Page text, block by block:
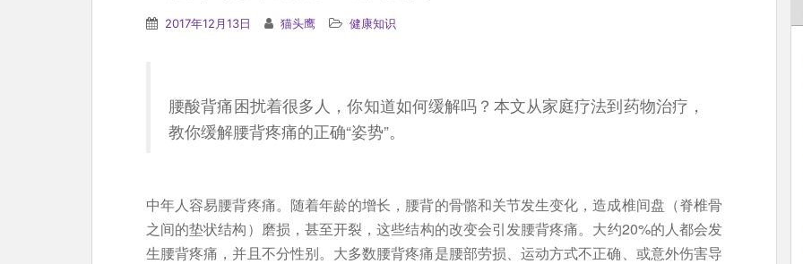
2017年12月13日 猫头鹰 健康知识
腰酸背痛困扰着很多人，你知道如何缓解吗？本文从家庭疗法到药物治疗，
教你缓解腰背疼痛的正确“姿势”。
中年人容易腰背疼痛。随着年龄的增长，腰背的骨骼和关节发生变化，造成椎间盘（脊椎骨
之间的垫状结构）磨损，甚至开裂，这些结构的改变会引发腰背疼痛。大约20%的人都会发
生腰背疼痛，并且不分性别。大多数腰背疼痛是腰部劳损、运动方式不正确、或意外伤害导